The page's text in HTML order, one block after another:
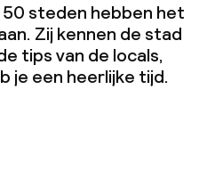
50 steden hebben het
Zij kennen de stad
tips van de locals,
je een heerlijke tijd.